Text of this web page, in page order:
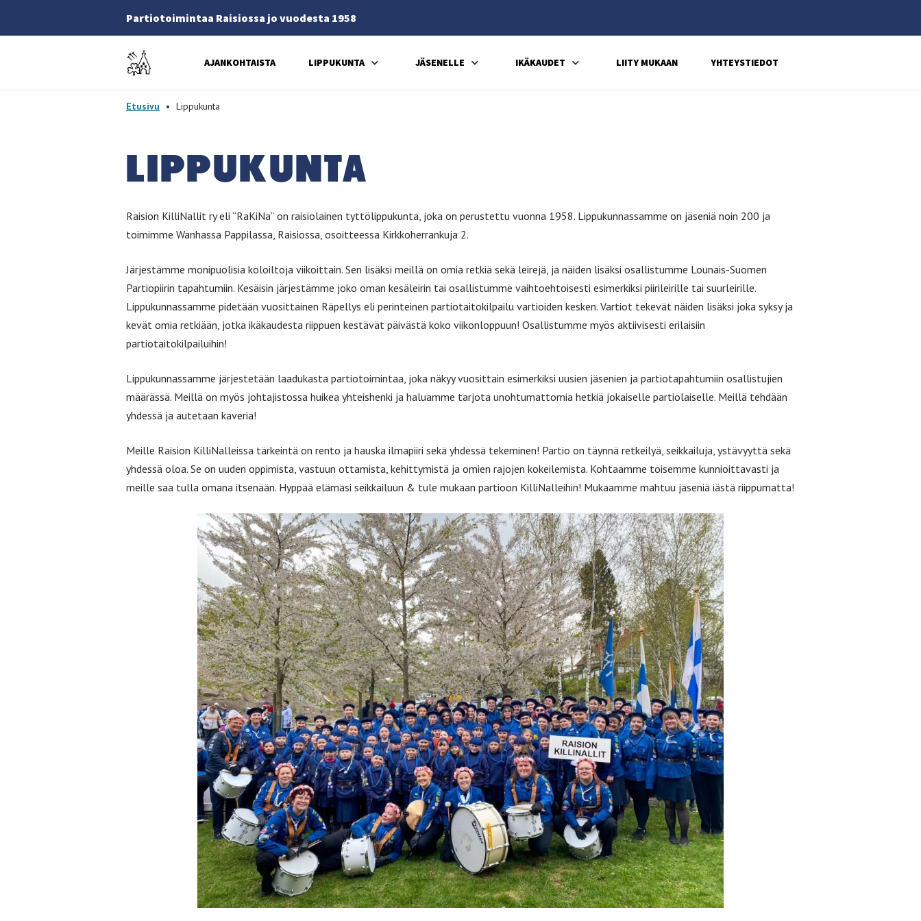
Partiotoimintaa Raisiossa jo vuodesta 1958
Etusivulle
AJANKOHTAISTA LIPPUKUNTA JÄSENELLE IKÄKAUDET LIITY MUKAAN YHTEYSTIEDOT
Etusivu • Lippukunta
LIP­PU­KUN­TA
Raision KilliNallit ry eli “RaKiNa” on raisiolainen tyttölippukunta, joka on perustettu vuonna 1958. Lippukunnassamme on jäseniä noin 200 ja
toimimme Wanhassa Pappilassa, Raisiossa, osoitteessa Kirkkoherrankuja 2.
Järjestämme monipuolisia koloiltoja viikoittain. Sen lisäksi meillä on omia retkiä sekä leirejä, ja näiden lisäksi osallistumme Lounais-Suomen
Partiopiirin tapahtumiin. Kesäisin järjestämme joko oman kesäleirin tai osallistumme vaihtoehtoisesti esimerkiksi piirileirille tai suurleirille.
Lippukunnassamme pidetään vuosittainen Räpellys eli perinteinen partiotaitokilpailu vartioiden kesken. Vartiot tekevät näiden lisäksi joka syksy ja
kevät omia retkiään, jotka ikäkaudesta riippuen kestävät päivästä koko viikonloppuun! Osallistumme myös aktiivisesti erilaisiin
partiotaitokilpailuihin!
Lippukunnassamme järjestetään laadukasta partiotoimintaa, joka näkyy vuosittain esimerkiksi uusien jäsenien ja partiotapahtumiin osallistujien
määrässä. Meillä on myös johtajistossa huikea yhteishenki ja haluamme tarjota unohtumattomia hetkiä jokaiselle partiolaiselle. Meillä tehdään
yhdessä ja autetaan kaveria!
Meille Raision KilliNalleissa tärkeintä on rento ja hauska ilmapiiri sekä yhdessä tekeminen! Partio on täynnä retkeilyä, seikkailuja, ystävyyttä sekä
yhdessä oloa. Se on uuden oppimista, vastuun ottamista, kehittymistä ja omien rajojen kokeilemista. Kohtaamme toisemme kunnioittavasti ja
meille saa tulla omana itsenään. Hyppää elämäsi seikkailuun & tule mukaan partioon KilliNalleihin! Mukaamme mahtuu jäseniä iästä riippumatta!